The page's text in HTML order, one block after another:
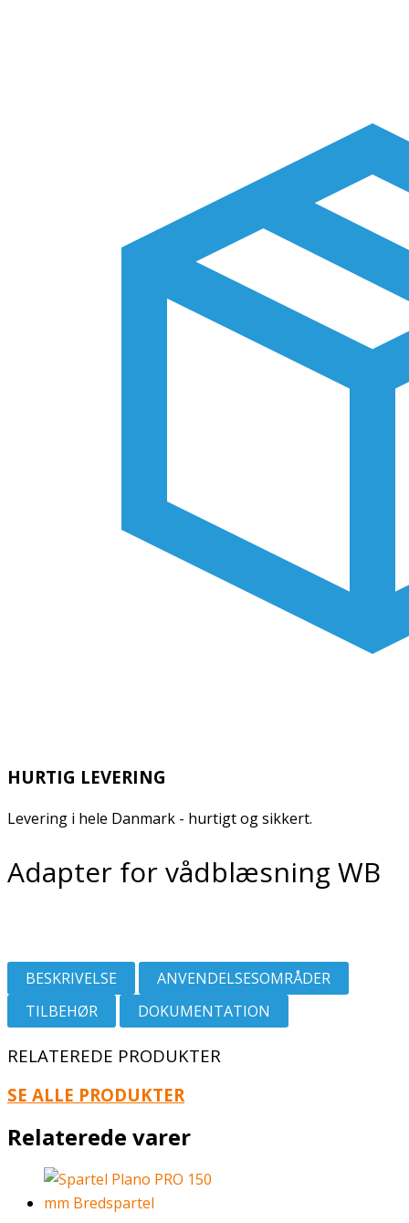
HURTIG LEVERING
Levering i hele Danmark - hurtigt og sikkert.
Adapter for vådblæsning WB
BESKRIVELSE
ANVENDELSESOMRÅDER
TILBEHØR
DOKUMENTATION
RELATEREDE PRODUKTER
SE ALLE PRODUKTER
Relaterede varer